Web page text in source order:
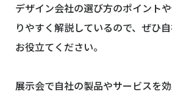
デザイン会社の選び方のポイント
りやすく解説しているので、ぜひ
お役立てください。
展示会で自社の製品やサービスを